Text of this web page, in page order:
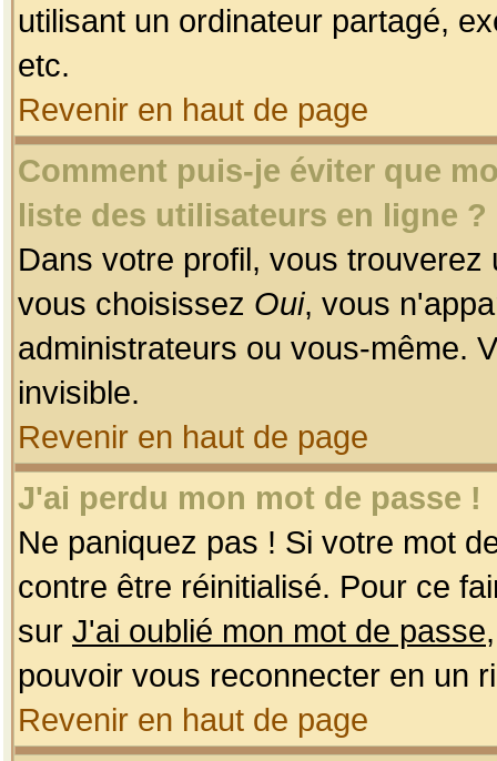
utilisant un ordinateur partagé,
etc.
Revenir en haut de page
Comment puis-je éviter que
liste des utilisateurs en ligne ?
Dans votre profil, vous
vous choisissez Oui, vous
administrateurs ou vous-même.
invisible.
Revenir en haut de page
J'ai perdu mon mot de passe !
Ne paniquez pas ! Si votre mot
contre être réinitialisé. Pour ce
sur J'ai oublié mon mot de passe
pouvoir vous reconnecter en un
Revenir en haut de page